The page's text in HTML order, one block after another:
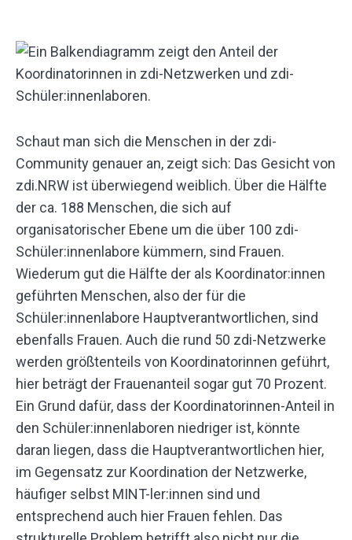
Schaut man sich die Menschen in der zdi-
Community genauer an, zeigt sich: Das Gesicht von
zdi.NRW ist überwiegend weiblich. Über die Hälfte
der ca. 188 Menschen, die sich auf
organisatorischer Ebene um die über 100 zdi-
Schüler:innenlabore kümmern, sind Frauen.
Wiederum gut die Hälfte der als Koordinator:innen
geführten Menschen, also der für die
Schüler:innenlabore Hauptverantwortlichen, sind
ebenfalls Frauen. Auch die rund 50 zdi-Netzwerke
werden größtenteils von Koordinatorinnen geführt,
hier beträgt der Frauenanteil sogar gut 70 Prozent.
Ein Grund dafür, dass der Koordinatorinnen-Anteil in
den Schüler:innenlaboren niedriger ist, könnte
daran liegen, dass die Hauptverantwortlichen hier,
im Gegensatz zur Koordination der Netzwerke,
häufiger selbst MINT-ler:innen sind und
entsprechend auch hier Frauen fehlen. Das